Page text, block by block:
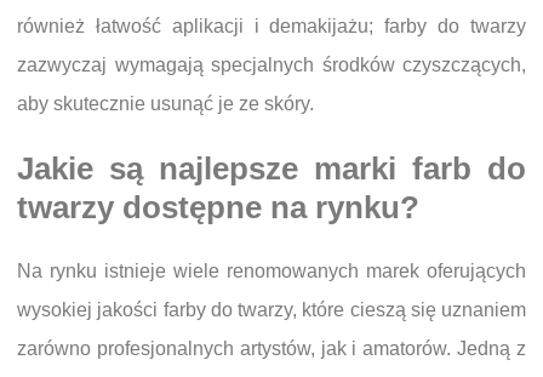
również łatwość aplikacji i demakijażu; farby do twarzy
zazwyczaj wymagają specjalnych środków czyszczących,
aby skutecznie usunąć je ze skóry.
Jakie są najlepsze marki farb do
twarzy dostępne na rynku?
Na rynku istnieje wiele renomowanych marek oferujących
wysokiej jakości farby do twarzy, które cieszą się uznaniem
zarówno profesjonalnych artystów, jak i amatorów. Jedną z